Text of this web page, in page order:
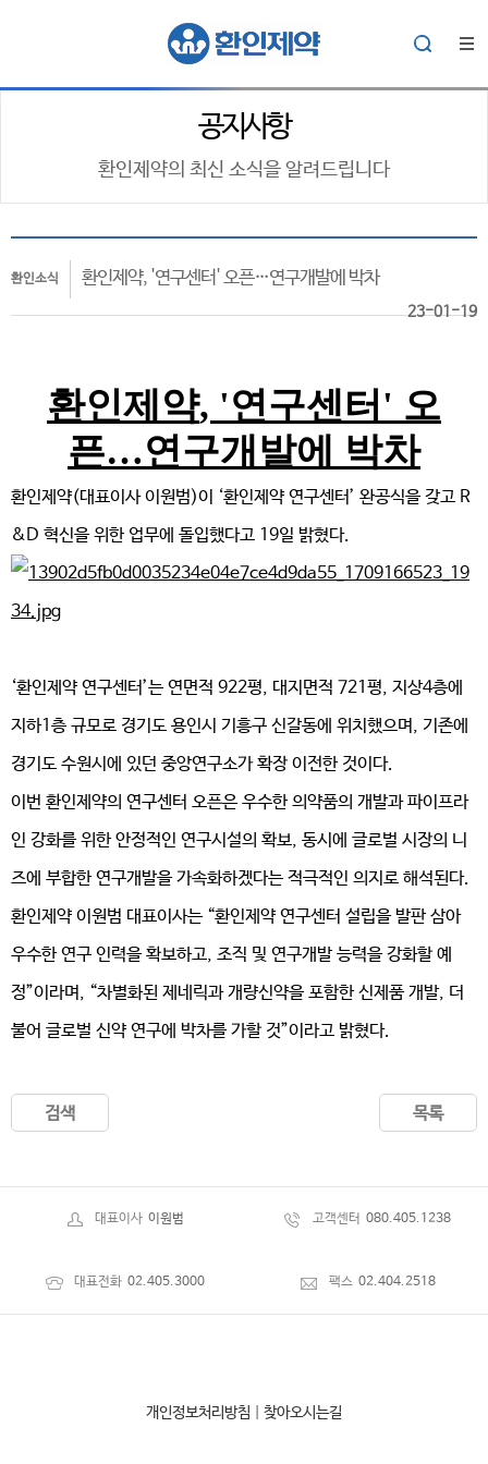
공지사항
환인제약의 최신 소식을 알려드립니다
환인소식 환인제약, '연구센터' 오픈…연구개발에 박차
23-01-19
환인제약, '연구센터 ' 오
픈…연구개발에 박차
환인제약(대표이사 이원범)이 ‘환인제약 연구센터’ 완공식을 갖고 R
&D 혁신을 위한 업무에 돌입했다고 19일 밝혔다.
‘환인제약 연구센터’는 연면적 922평, 대지면적 721평, 지상4층에
지하1층 규모로 경기도 용인시 기흥구 신갈동에 위치했으며, 기존에
경기도 수원시에 있던 중앙연구소가 확장 이전한 것이다.
이번 환인제약의 연구센터 오픈은 우수한 의약품의 개발과 파이프라
인 강화를 위한 안정적인 연구시설의 확보, 동시에 글로벌 시장의 니
즈에 부합한 연구개발을 가속화하겠다는 적극적인 의지로 해석된다.
환인제약 이원범 대표이사는 “환인제약 연구센터 설립을 발판 삼아
우수한 연구 인력을 확보하고, 조직 및 연구개발 능력을 강화할 예
정”이라며, “차별화된 제네릭과 개량신약을 포함한 신제품 개발, 더
불어 글로벌 신약 연구에 박차를 가할 것”이라고 밝혔다.
검색 목록
대표이사 이원범 고객센터 080.405.1238
대표전화 02.405.3000 팩스 02.404.2518
개인정보처리방침 찾아오시는길